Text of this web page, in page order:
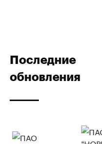
Последние
обновления